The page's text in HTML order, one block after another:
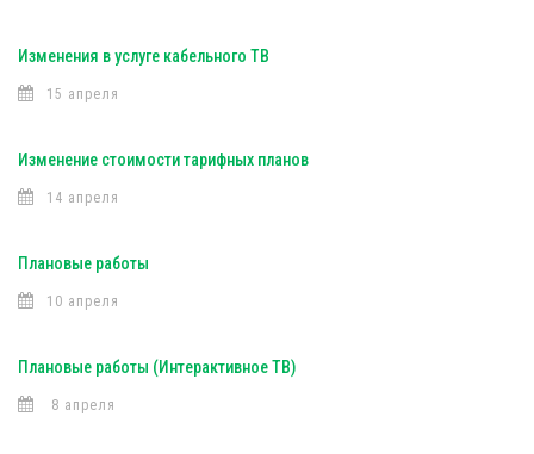
Изменения в услуге кабельного ТВ
15 апреля
Изменение стоимости тарифных планов
14 апреля
Плановые работы
10 апреля
Плановые работы (Интерактивное ТВ)
8 апреля